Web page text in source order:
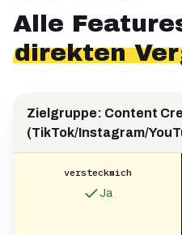
Alle
direkten
Zielgruppe: Content
(TikTok/Instagram/
versteckmich
Ja